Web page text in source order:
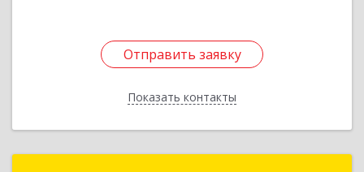
Отправить заявку
Показать контакты
Отправить заявку
Назад